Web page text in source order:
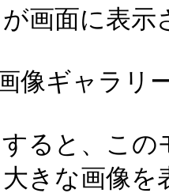
画面に表示
像ギャラリ
ると、こ
きな画像を